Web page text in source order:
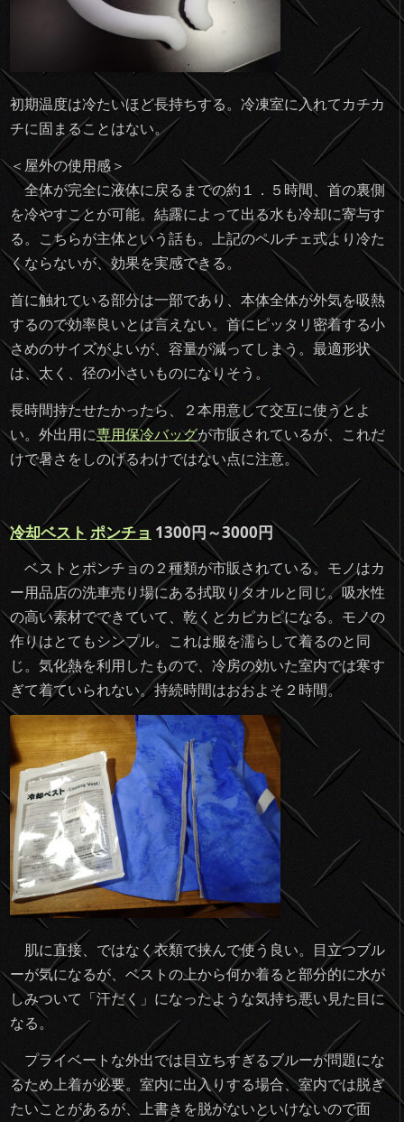
初期温度は冷たいほど長持ちする。冷凍室に入れてカチカ
チに固まることはない。
＜屋外の使用感＞
全体が完全に液体に戻るまでの約１．５時間、首の裏側
を冷やすことが可能。結露によって出る水も冷却に寄与す
る。こちらが主体という話も。上記のペルチェ式より冷た
くならないが、効果を実感できる。
首に触れている部分は一部であり、本体全体が外気を吸熱
するので効率良いとは言えない。首にピッタリ密着する小
さめのサイズがよいが、容量が減ってしまう。最適形状
は、太く、径の小さいものになりそう。
長時間持たせたかったら、２本用意して交互に使うとよ
い。外出用に専用保冷バッグが市販されているが、これだ
けで暑さをしのげるわけではない点に注意。
冷却ベスト ポンチョ 1300円～3000円
ベストとポンチョの２種類が市販されている。モノはカ
ー用品店の洗車売り場にある拭取りタオルと同じ。吸水性
の高い素材でできていて、乾くとカピカピになる。モノの
作りはとてもシンプル。これは服を濡らして着るのと同
じ。気化熱を利用したもので、冷房の効いた室内では寒す
ぎて着ていられない。持続時間はおおよそ２時間。
肌に直接、ではなく衣類で挟んで使う良い。目立つブル
ーが気になるが、ベストの上から何か着ると部分的に水が
しみついて「汗だく」になったような気持ち悪い見た目に
なる。
プライベートな外出では目立ちすぎるブルーが問題にな
るため上着が必要。室内に出入りする場合、室内では脱ぎ
たいことがあるが、上書きを脱がないといけないので面